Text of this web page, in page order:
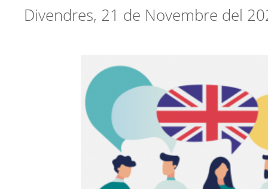
Divendres, 21 de Novembre del